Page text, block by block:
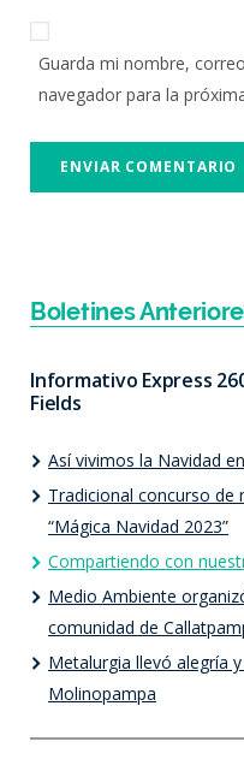
Guarda mi nombre,
navegador para la
Boletines
Informativo Express
Fields
Así vivimos la Navidad
Tradicional concurso de
“Mágica Navidad 2023”
Compartiendo con
Medio Ambiente
comunidad de
Metalurgia llevó alegría
Molinopampa